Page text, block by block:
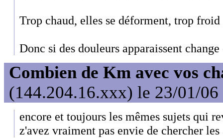
Trop chaud, elles se déforment, trop
Donc si des douleurs apparaissent change
Combien de Km avec vos
(144.204.16.xxx) le 23/01/06
encore et toujours les mêmes sujets qui
z'avez vraiment pas envie de chercher les